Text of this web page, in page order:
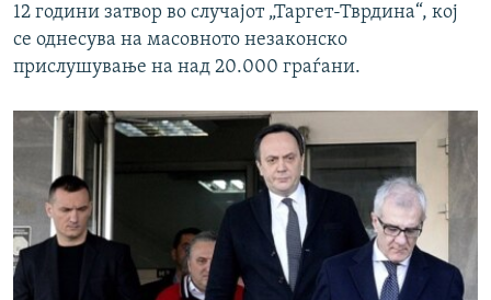
12 години затвор во случајот „Таргет-Тврдина“, кој
се однесува на масовното незаконско
прислушување на над 20.000 граѓани.